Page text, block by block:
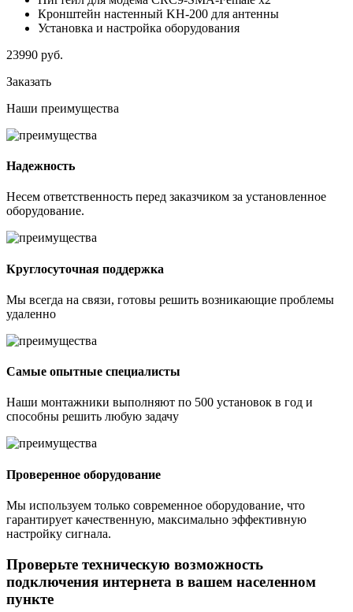
Кронштейн настенный KH-200 для антенны
Установка и настройка оборудования
23990 руб.
Заказать
Наши преимущества
Надежность
Несем ответственность перед заказчиком за установленное
оборудование.
Круглосуточная поддержка
Мы всегда на связи, готовы решить возникающие проблемы
удаленно
Самые опытные специалисты
Наши монтажники выполняют по 500 установок в год и
способны решить любую задачу
Проверенное оборудование
Мы используем только современное оборудование, что
гарантирует качественную, максимально эффективную
настройку сигнала.
Проверьте техническую возможность
подключения интернета в вашем населенном
пункте